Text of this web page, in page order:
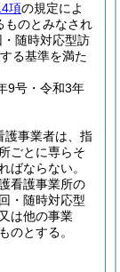
項の規定によ
ものとみなされ
随時対応型訪
る基準を満た
9号・令和3年
護事業者は、指
ごとに専らそ
ばならない。
看護事業所の
・随時対応型
は他の事業
のとする。